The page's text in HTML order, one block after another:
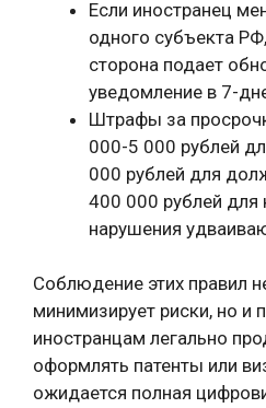
Если иностранец
одного субъекта
сторона подает
уведомление в 7-
Штрафы за
000-5 000 рублей
000 рублей для
400 000 рублей
нарушения
Соблюдение этих правил
минимизирует риски, но и
иностранцам легально
оформлять патенты или
ожидается полная